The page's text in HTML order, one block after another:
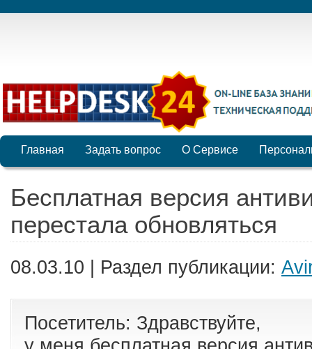
Главная Задать вопрос О Сервисе
Бесплатная версия
перестала обновляться
08.03.10 | Раздел публикации:
Посетитель: Здравствуйте,